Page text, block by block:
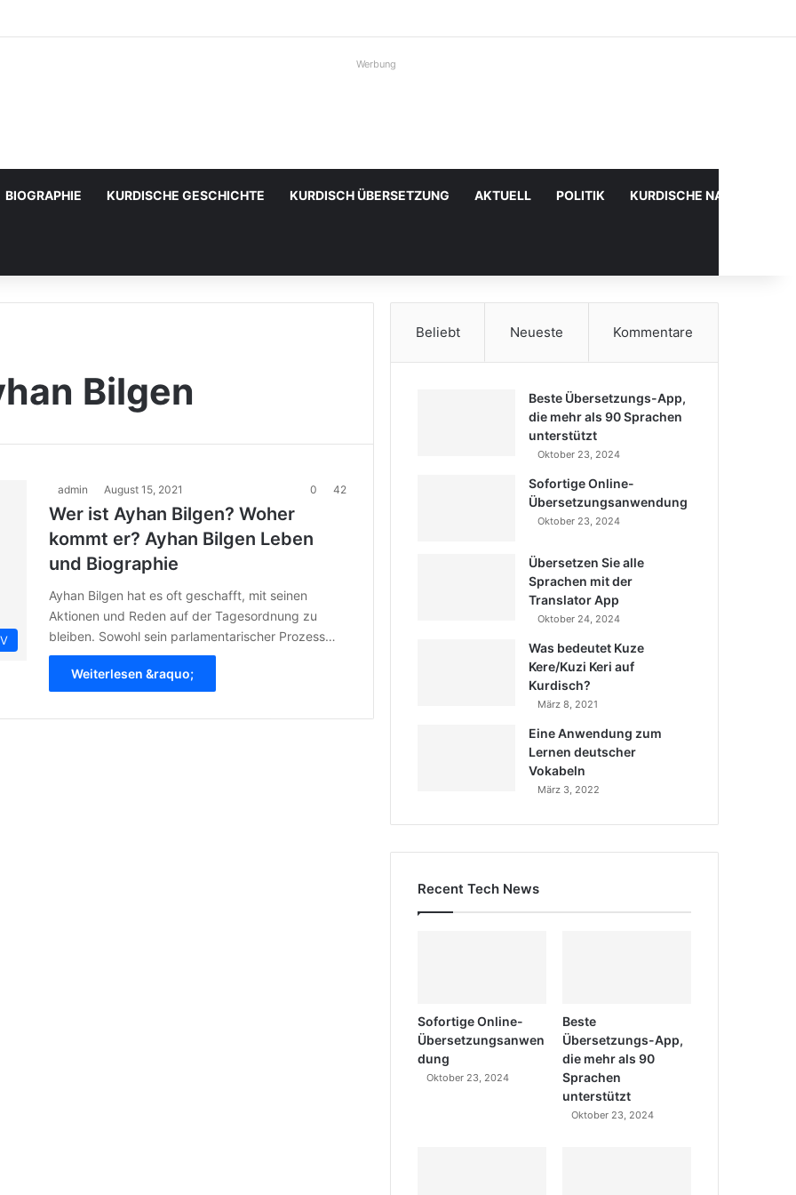
Werbung
BIOGRAPHIE KURDISCHE GESCHICHTE KURDISCH ÜBERSETZUNG AKTUELL POLITIK KURDISCHE
Bilgen
admin August 15, 2021 0 42
Wer ist Ayhan Bilgen? Woher
kommt er? Ayhan Bilgen Leben
und Biographie
Ayhan Bilgen hat es oft geschafft, mit seinen
Aktionen und Reden auf der Tagesordnung zu
bleiben. Sowohl sein parlamentarischer Prozess…
Weiterlesen &raquo;
Beliebt Neueste Kommentare
Beste Übersetzungs-App,
die mehr als 90 Sprachen
unterstützt
Oktober 23, 2024
Sofortige Online-
Übersetzungsanwendung
Oktober 23, 2024
Übersetzen Sie alle
Sprachen mit der
Translator App
Oktober 24, 2024
Was bedeutet Kuze
Kere/Kuzi Keri auf
Kurdisch?
März 8, 2021
Eine Anwendung zum
Lernen deutscher
Vokabeln
März 3, 2022
Recent Tech News
Sofortige Online-
Übersetzungsanwen
dung
Oktober 23, 2024
Beste
Übersetzungs-App,
die mehr als 90
Sprachen
unterstützt
Oktober 23, 2024